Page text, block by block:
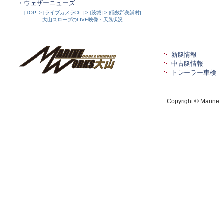
・ウェザーニューズ
[TOP] > [ライブカメラCh.] > [茨城] > [稲敷郡美浦村]
大山スロープのLIVE映像・天気状況
新艇情報
中古艇情報
トレーラー車検
Copyright © Marine